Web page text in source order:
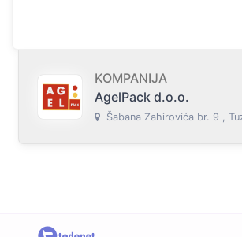
KOMPANIJA
AgelPack d.o.o.
Šabana Zahirovića br. 9 ,